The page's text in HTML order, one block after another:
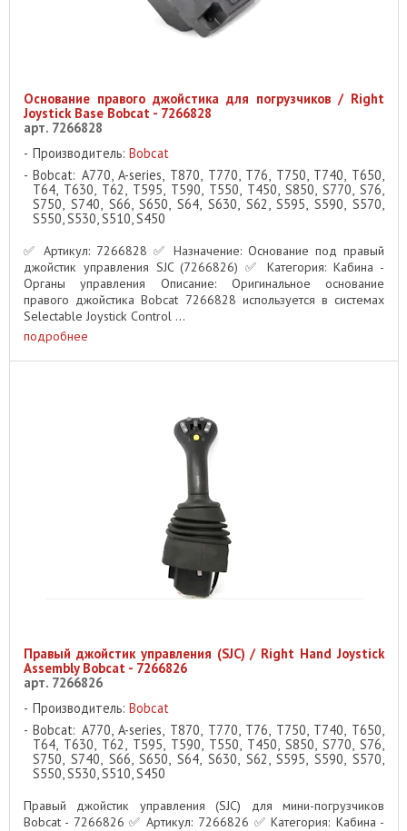
Основание правого джойстика для погрузчиков / Right
Joystick Base Bobcat - 7266828
арт. 7266828
Производитель: Bobcat
Bobcat: A770, A-series, T870, T770, T76, T750, T740, T650,
T64, T630, T62, T595, T590, T550, T450, S850, S770, S76,
S750, S740, S66, S650, S64, S630, S62, S595, S590, S570,
S550, S530, S510, S450
✅ Артикул: 7266828 ✅ Назначение: Основание под правый
джойстик управления SJC (7266826) ✅ Категория: Кабина -
Органы управления Описание: Оригинальное основание
правого джойстика Bobcat 7266828 используется в системах
Selectable Joystick Control ...
подробнее
Правый джойстик управления (SJC) / Right Hand Joystick
Assembly Bobcat - 7266826
арт. 7266826
Производитель: Bobcat
Bobcat: A770, A-series, T870, T770, T76, T750, T740, T650,
T64, T630, T62, T595, T590, T550, T450, S850, S770, S76,
S750, S740, S66, S650, S64, S630, S62, S595, S590, S570,
S550, S530, S510, S450
Правый джойстик управления (SJC) для мини-погрузчиков
Bobcat - 7266826 ✅ Артикул: 7266826 ✅ Категория: Кабина -